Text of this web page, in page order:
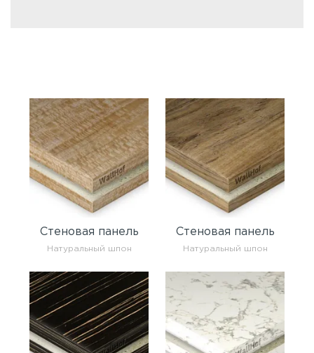
Стеновая панель
Натуральный шпон
Стеновая панель
Натуральный шпон